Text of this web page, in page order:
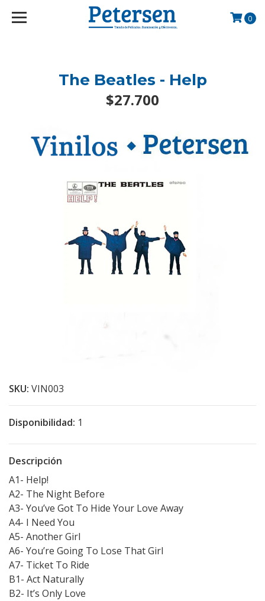
googlef2d1455d5020445a.html
0
The Beatles - Help
$27.700
SKU: VIN003
Disponibilidad: 1
Descripción
A1- Help!
A2- The Night Before
A3- You’ve Got To Hide Your Love Away
A4- I Need You
A5- Another Girl
A6- You’re Going To Lose That Girl
A7- Ticket To Ride
B1- Act Naturally
B2- It’s Only Love